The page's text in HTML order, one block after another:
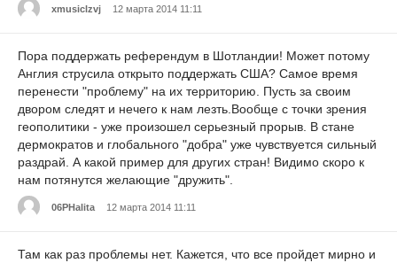
xmusiclzvj 12 марта 2014 11:11
Пора поддержать референдум в Шотландии! Может потому
Англия струсила открыто поддержать США? Самое время
перенести "проблему" на их территорию. Пусть за своим
двором следят и нечего к нам лезть.Вообще с точки зрения
геополитики - уже произошел серьезный прорыв. В стане
дермократов и глобального "добра" уже чувствуется сильный
раздрай. А какой пример для других стран! Видимо скоро к
нам потянутся желающие "дружить".
06PHalita 12 марта 2014 11:11
Там как раз проблемы нет. Кажется, что все пройдет мирно и